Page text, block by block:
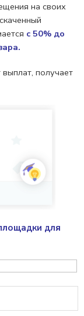
на своих
с 50% до
получает
для